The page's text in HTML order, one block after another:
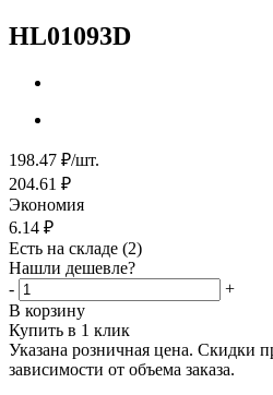
HL01093D
198.47 ₽/шт.
204.61 ₽
Экономия
6.14 ₽
Есть на складе (2)
Нашли дешевле?
-
+
В корзину
Купить в 1 клик
Указана розничная цена. Скидки
зависимости от объема заказа.